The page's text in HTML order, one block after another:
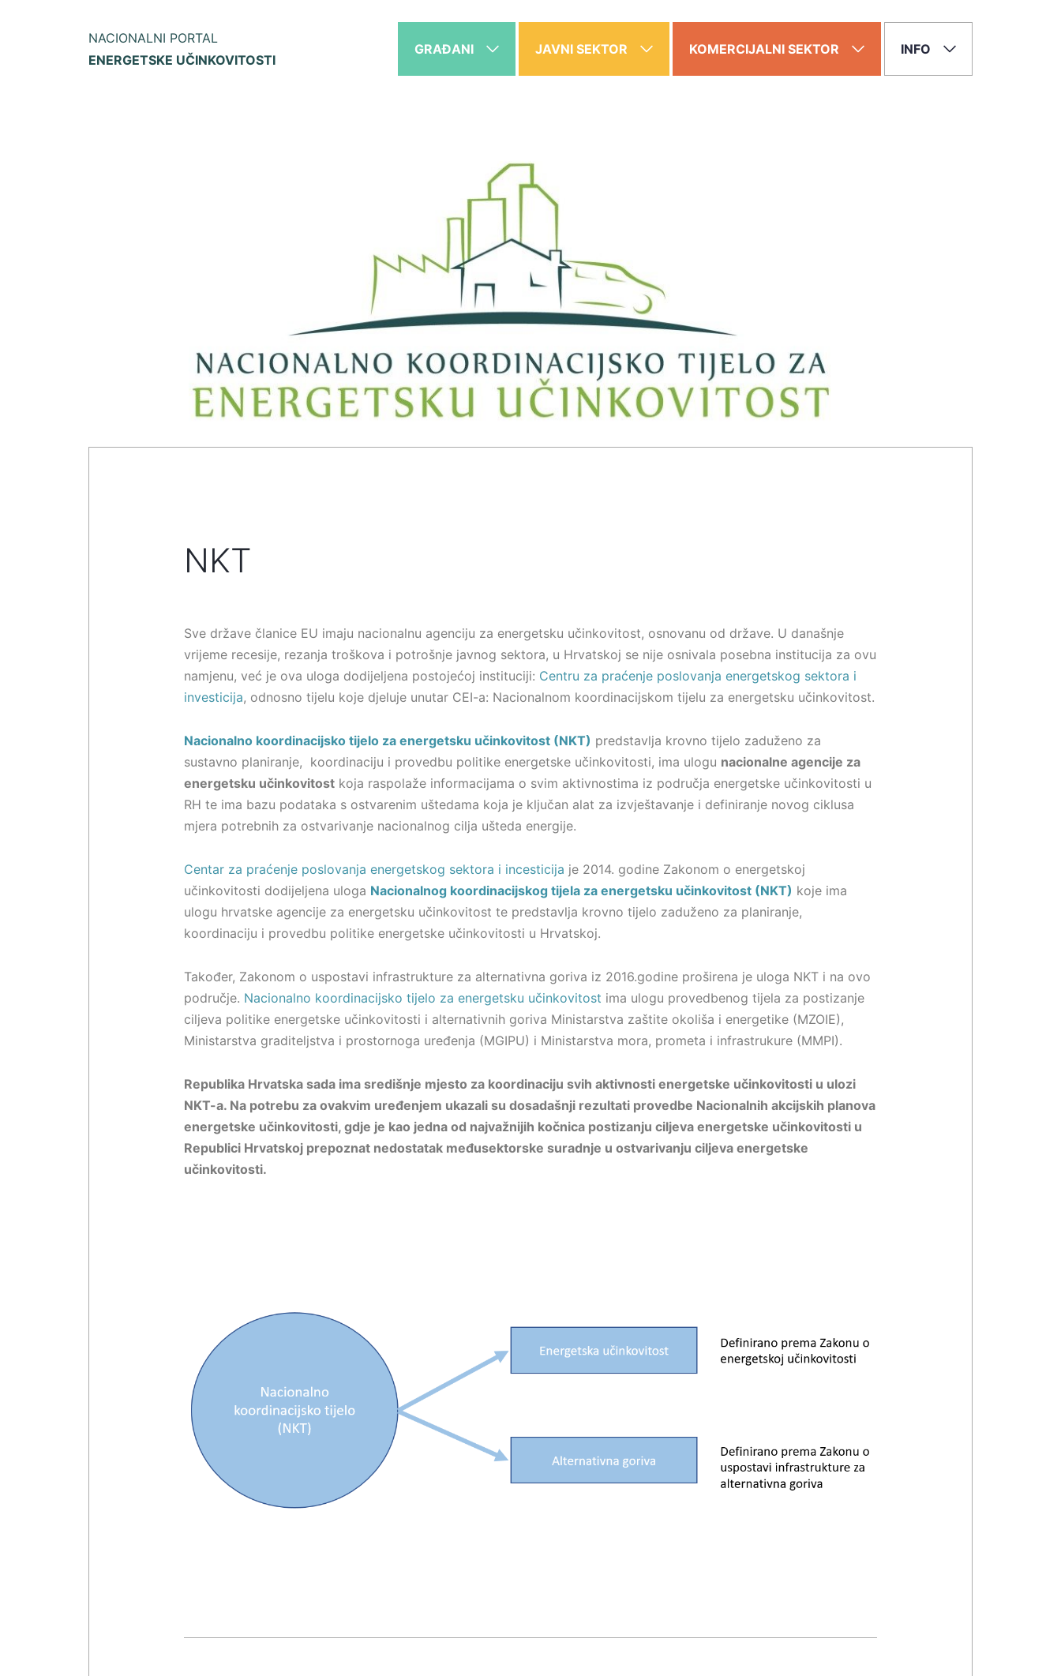
NACIONALNI PORTAL
ENERGETSKE UČINKOVITOSTI
GRAĐANI JAVNI SEKTOR KOMERCIJALNI SEKTOR INFO
NKT
Sve države članice EU imaju nacionalnu agenciju za energetsku učinkovitost, osnovanu od države. U današnje
vrijeme recesije, rezanja troškova i potrošnje javnog sektora, u Hrvatskoj se nije osnivala posebna institucija za ovu
namjenu, već je ova uloga dodijeljena postojećoj instituciji: Centru za praćenje poslovanja energetskog sektora i
investicija, odnosno tijelu koje djeluje unutar CEI-a: Nacionalnom koordinacijskom tijelu za energetsku učinkovitost.
Nacionalno koordinacijsko tijelo za energetsku učinkovitost (NKT) predstavlja krovno tijelo zaduženo za
sustavno planiranje, koordinaciju i provedbu politike energetske učinkovitosti, ima ulogu nacionalne agencije za
energetsku učinkovitost koja raspolaže informacijama o svim aktivnostima iz područja energetske učinkovitosti u
RH te ima bazu podataka s ostvarenim uštedama koja je ključan alat za izvještavanje i definiranje novog ciklusa
mjera potrebnih za ostvarivanje nacionalnog cilja ušteda energije.
Centar za praćenje poslovanja energetskog sektora i incesticija je 2014. godine Zakonom o energetskoj
učinkovitosti dodijeljena uloga Nacionalnog koordinacijskog tijela za energetsku učinkovitost (NKT) koje ima
ulogu hrvatske agencije za energetsku učinkovitost te predstavlja krovno tijelo zaduženo za planiranje,
koordinaciju i provedbu politike energetske učinkovitosti u Hrvatskoj.
Također, Zakonom o uspostavi infrastrukture za alternativna goriva iz 2016.godine proširena je uloga NKT i na ovo
područje. Nacionalno koordinacijsko tijelo za energetsku učinkovitost ima ulogu provedbenog tijela za postizanje
ciljeva politike energetske učinkovitosti i alternativnih goriva Ministarstva zaštite okoliša i energetike (MZOIE),
Ministarstva graditeljstva i prostornoga uređenja (MGIPU) i Ministarstva mora, prometa i infrastrukure (MMPI).
Republika Hrvatska sada ima središnje mjesto za koordinaciju svih aktivnosti energetske učinkovitosti u ulozi
NKT-a. Na potrebu za ovakvim uređenjem ukazali su dosadašnji rezultati provedbe Nacionalnih akcijskih planova
energetske učinkovitosti, gdje je kao jedna od najvažnijih kočnica postizanju ciljeva energetske učinkovitosti u
Republici Hrvatskoj prepoznat nedostatak međusektorske suradnje u ostvarivanju ciljeva energetske
učinkovitosti.